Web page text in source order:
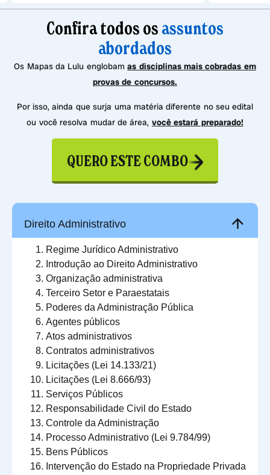
Confira todos os assuntos
abordados
Os Mapas da Lulu englobamas disciplinas mais cobradas em
provas de concursos.
Por isso, ainda que surja uma matéria diferente no seu edital
ou você resolva mudar de área, você estará preparado!
QUERO ESTE COMBO
Direito Administrativo
Regime Jurídico Administrativo
Introdução ao Direito Administrativo
Organização administrativa
Terceiro Setor e Paraestatais
Poderes da Administração Pública
Agentes públicos
Atos administrativos
Contratos administrativos
Licitações (Lei 14.133/21)
Licitações (Lei 8.666/93)
Serviços Públicos
Responsabilidade Civil do Estado
Controle da Administração
Processo Administrativo (Lei 9.784/99)
Bens Públicos
Intervenção do Estado na Propriedade Privada